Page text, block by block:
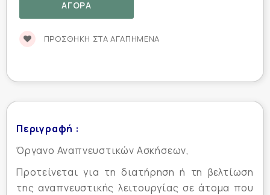
ΠΡΟΣΘΉΚΗ ΣΤΑ ΑΓΑΠΗΜΈΝΑ
Περιγραφή :
Όργανο Αναπνευστικών Ασκήσεων,
Προτείνεται για τη διατήρηση ή τη βελτίωση
της αναπνευστικής λειτουργίας σε άτομα που